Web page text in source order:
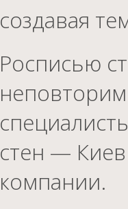
создавая
Росписью
стен —
компании.